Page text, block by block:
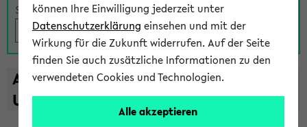
Suche
A B C D E F G H I J K L M N O
U
V W X Y
Z
können Ihre Einwilligung jederzeit unter
Datenschutzerklärung einsehen und mit der
Wirkung für die Zukunft widerrufen. Auf der Seite
finden Sie auch zusätzliche Informationen zu den
verwendeten Cookies und Technologien.
Alle akzeptieren